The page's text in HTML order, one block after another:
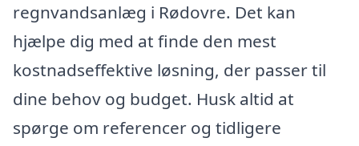
regnvandsanlæg i Rødovre. Det kan
hjælpe dig med at finde den mest
kostnadseffektive løsning, der passer til
dine behov og budget. Husk altid at
spørge om referencer og tidligere